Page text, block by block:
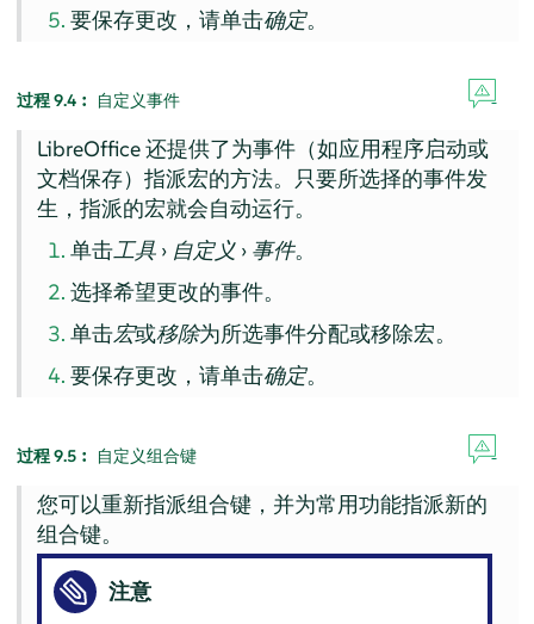
要保存更改，请单击确定。
过程 9.4︰ 自定义事件
LibreOffice 还提供了为事件（如应用程序启动或
文档保存）指派宏的方法。只要所选择的事件发
生，指派的宏就会自动运行。
单击工具 › 自定义 › 事件。
选择希望更改的事件。
单击宏或移除为所选事件分配或移除宏。
要保存更改，请单击确定。
过程 9.5︰ 自定义组合键
您可以重新指派组合键，并为常用功能指派新的
组合键。
注意